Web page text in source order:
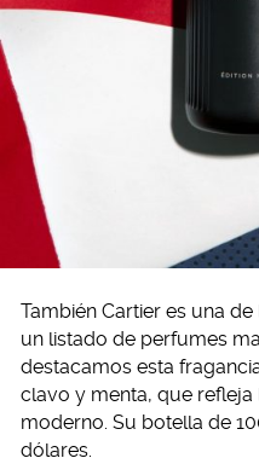
También Cartier es una
un listado de perfumes
destacamos esta
clavo y menta, que
moderno. Su botella de
dólares.